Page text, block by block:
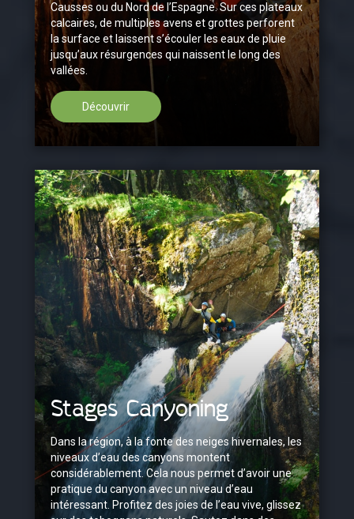
Causses ou du Nord de l’Espagne. Sur ces plateaux
calcaires, de multiples avens et grottes perforent
la surface et laissent s’écouler les eaux de pluie
jusqu’aux résurgences qui naissent le long des
vallées.
Découvrir
Stages Canyoning
Dans la région, à la fonte des neiges hivernales, les
niveaux d’eau des canyons montent
considérablement. Cela nous permet d’avoir une
pratique du canyon avec un niveau d’eau
intéressant. Profitez des joies de l’eau vive, glissez